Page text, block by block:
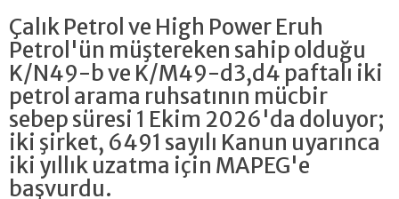
Çalık Petrol ve High Power Eruh
Petrol'ün müştereken sahip olduğu
K/N49-b ve K/M49-d3,d4 paftalı iki
petrol arama ruhsatının mücbir
sebep süresi 1 Ekim 2026'da doluyor;
iki şirket, 6491 sayılı Kanun uyarınca
iki yıllık uzatma için MAPEG'e
başvurdu.